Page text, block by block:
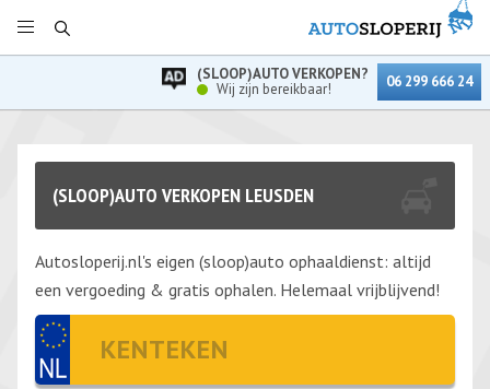
(SLOOP)AUTO VERKOPEN?
Wij zijn bereikbaar!
06 299 666 24
(SLOOP)AUTO VERKOPEN LEUSDEN
Autosloperij.nl's eigen (sloop)auto ophaaldienst: altijd
een vergoeding & gratis ophalen. Helemaal vrijblijvend!